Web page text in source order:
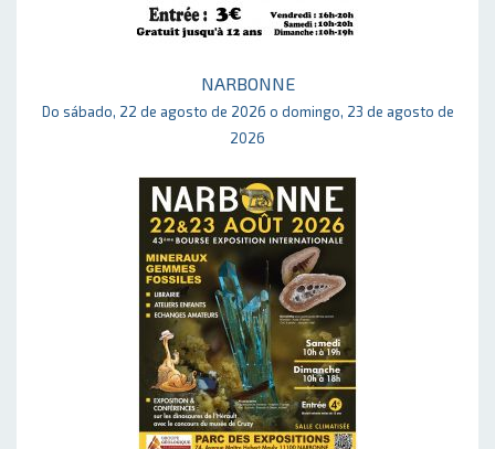
NARBONNE
Do sábado, 22 de agosto de 2026 o domingo, 23 de agosto de
2026